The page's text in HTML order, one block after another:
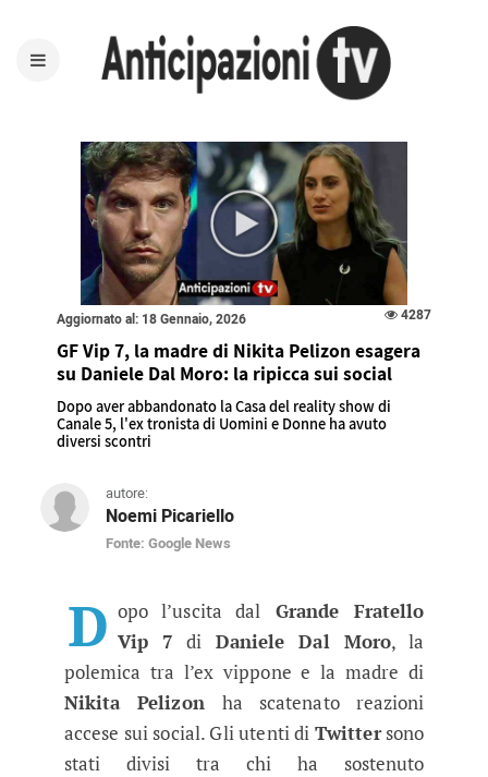
Aggiornato al: 18 Gennaio, 2026 4287
GF Vip 7, la madre di Nikita Pelizon esagera
su Daniele Dal Moro: la ripicca sui social
Dopo aver abbandonato la Casa del reality show di
Canale 5, l'ex tronista di Uomini e Donne ha avuto
diversi scontri
autore:
Noemi Picariello
Fonte: Google News
GF Vip 7, la madre di Nikita
D opo l’uscita dal Grande Fratello
Vip 7 di Daniele Dal Moro, la
polemica tra l’ex vippone e la madre di
Nikita Pelizon ha scatenato reazioni
accese sui social. Gli utenti di Twittersono
stati divisi tra chi ha sostenuto